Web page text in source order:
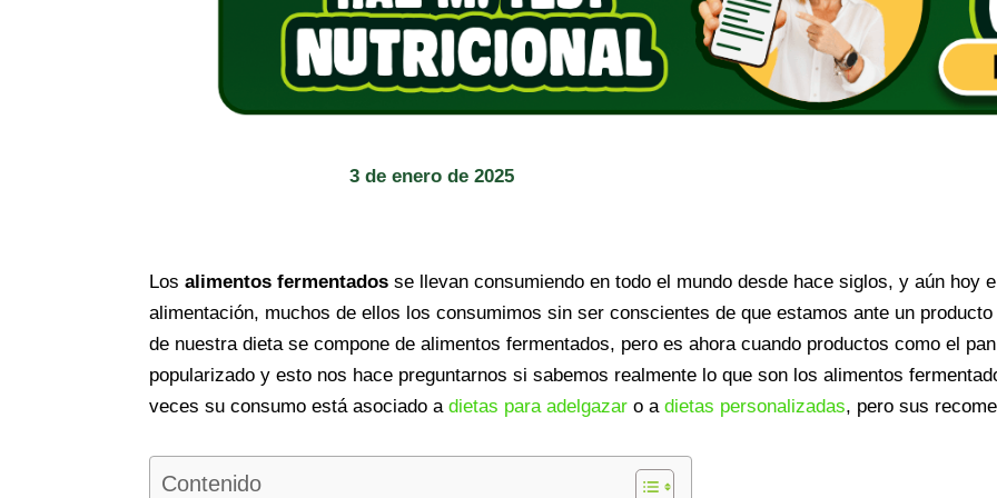
3 de enero de 2025
Losalimentos fermentados se llevan consumiendo en todo el mundo desde hace siglos, y aún hoy
alimentación, muchos de ellos los consumimos sin ser conscientes de que estamos ante un
de nuestra dieta se compone de alimentos fermentados, pero es ahora cuando productos como el
popularizado y esto nos hace preguntarnos si sabemos realmente lo que son los alimentos
veces su consumo está asociado adietas para adelgazar o adietas personalizadas, pero sus
Contenido